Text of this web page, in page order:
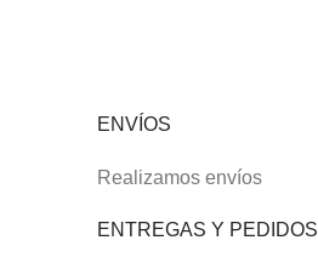
ENVÍOS
Realizamos envíos
ENTREGAS Y PEDIDOS